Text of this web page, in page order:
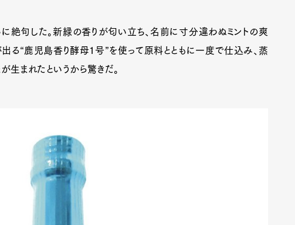
Gourmet
Cars Product
Culture
Pen Meet
らに絶句した。新緑の香りが匂い立ち、名前に寸分違わぬミントの爽
出る“鹿児島香り酵母1号”を使って原料とともに一度で仕込み、蒸
生まれたというから驚きだ。